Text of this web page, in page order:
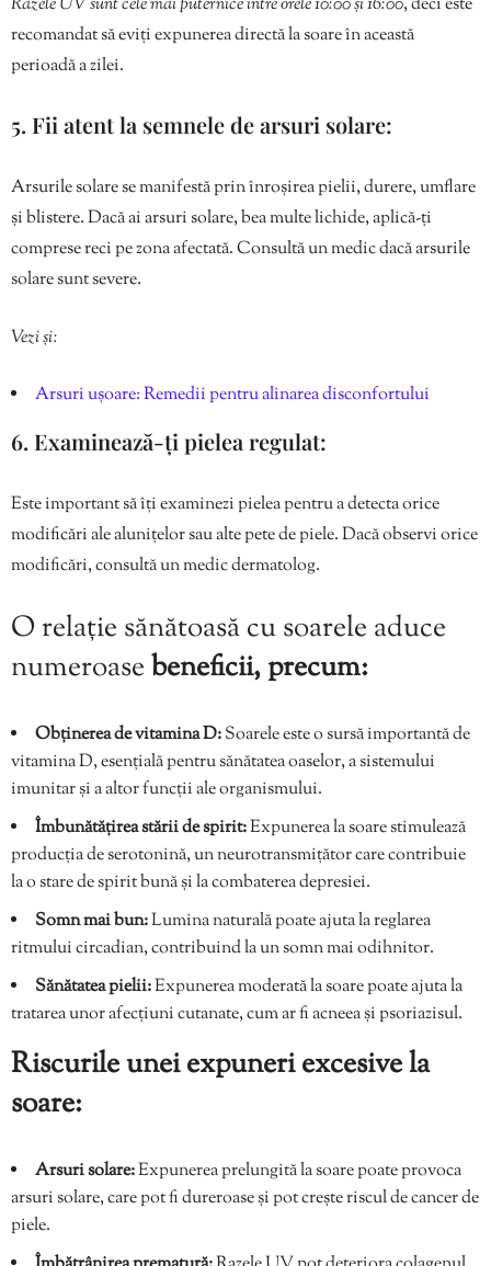
Razele UV sunt cele mai puternice între orele 10:00 și 16:00, deci este
recomandat să eviți expunerea directă la soare în această
perioadă a zilei.
5. Fii atent la semnele de arsuri solare:
Arsurile solare se manifestă prin înroșirea pielii, durere, umflare
și blistere. Dacă ai arsuri solare, bea multe lichide, aplică-ți
comprese reci pe zona afectată. Consultă un medic dacă arsurile
solare sunt severe.
Vezi și:
Arsuri ușoare: Remedii pentru alinarea disconfortului
6. Examinează-ți pielea regulat:
Este important să îți examinezi pielea pentru a detecta orice
modificări ale alunițelor sau alte pete de piele. Dacă observi orice
modificări, consultă un medic dermatolog.
O relație sănătoasă cu soarele aduce
numeroasebeneficii, precum:
Obținerea de vitamina D:Soarele este o sursă importantă de
vitamina D, esențială pentru sănătatea oaselor, a sistemului
imunitar și a altor funcții ale organismului.
Îmbunătățirea stării de spirit:Expunerea la soare stimulează
producția de serotonină, un neurotransmițător care contribuie
la o stare de spirit bună și la combaterea depresiei.
Somn mai bun:Lumina naturală poate ajuta la reglarea
ritmului circadian, contribuind la un somn mai odihnitor.
Sănătatea pielii:Expunerea moderată la soare poate ajuta la
tratarea unor afecțiuni cutanate, cum ar fi acneea și psoriazisul.
Riscurile unei expuneri excesive la
soare:
Arsuri solare:Expunerea prelungită la soare poate provoca
arsuri solare, care pot fi dureroase și pot crește riscul de cancer de
piele.